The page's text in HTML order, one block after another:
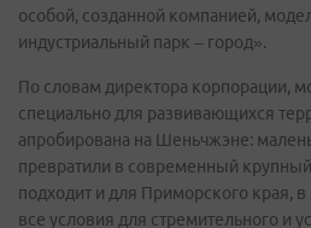
особой, созданной компанией,
индустриальный парк – город».
По словам директора корпорации,
специально для развивающихся
апробирована на Шеньчжэне:
превратили в современный
подходит и для Приморского края,
все условия для стремительного и